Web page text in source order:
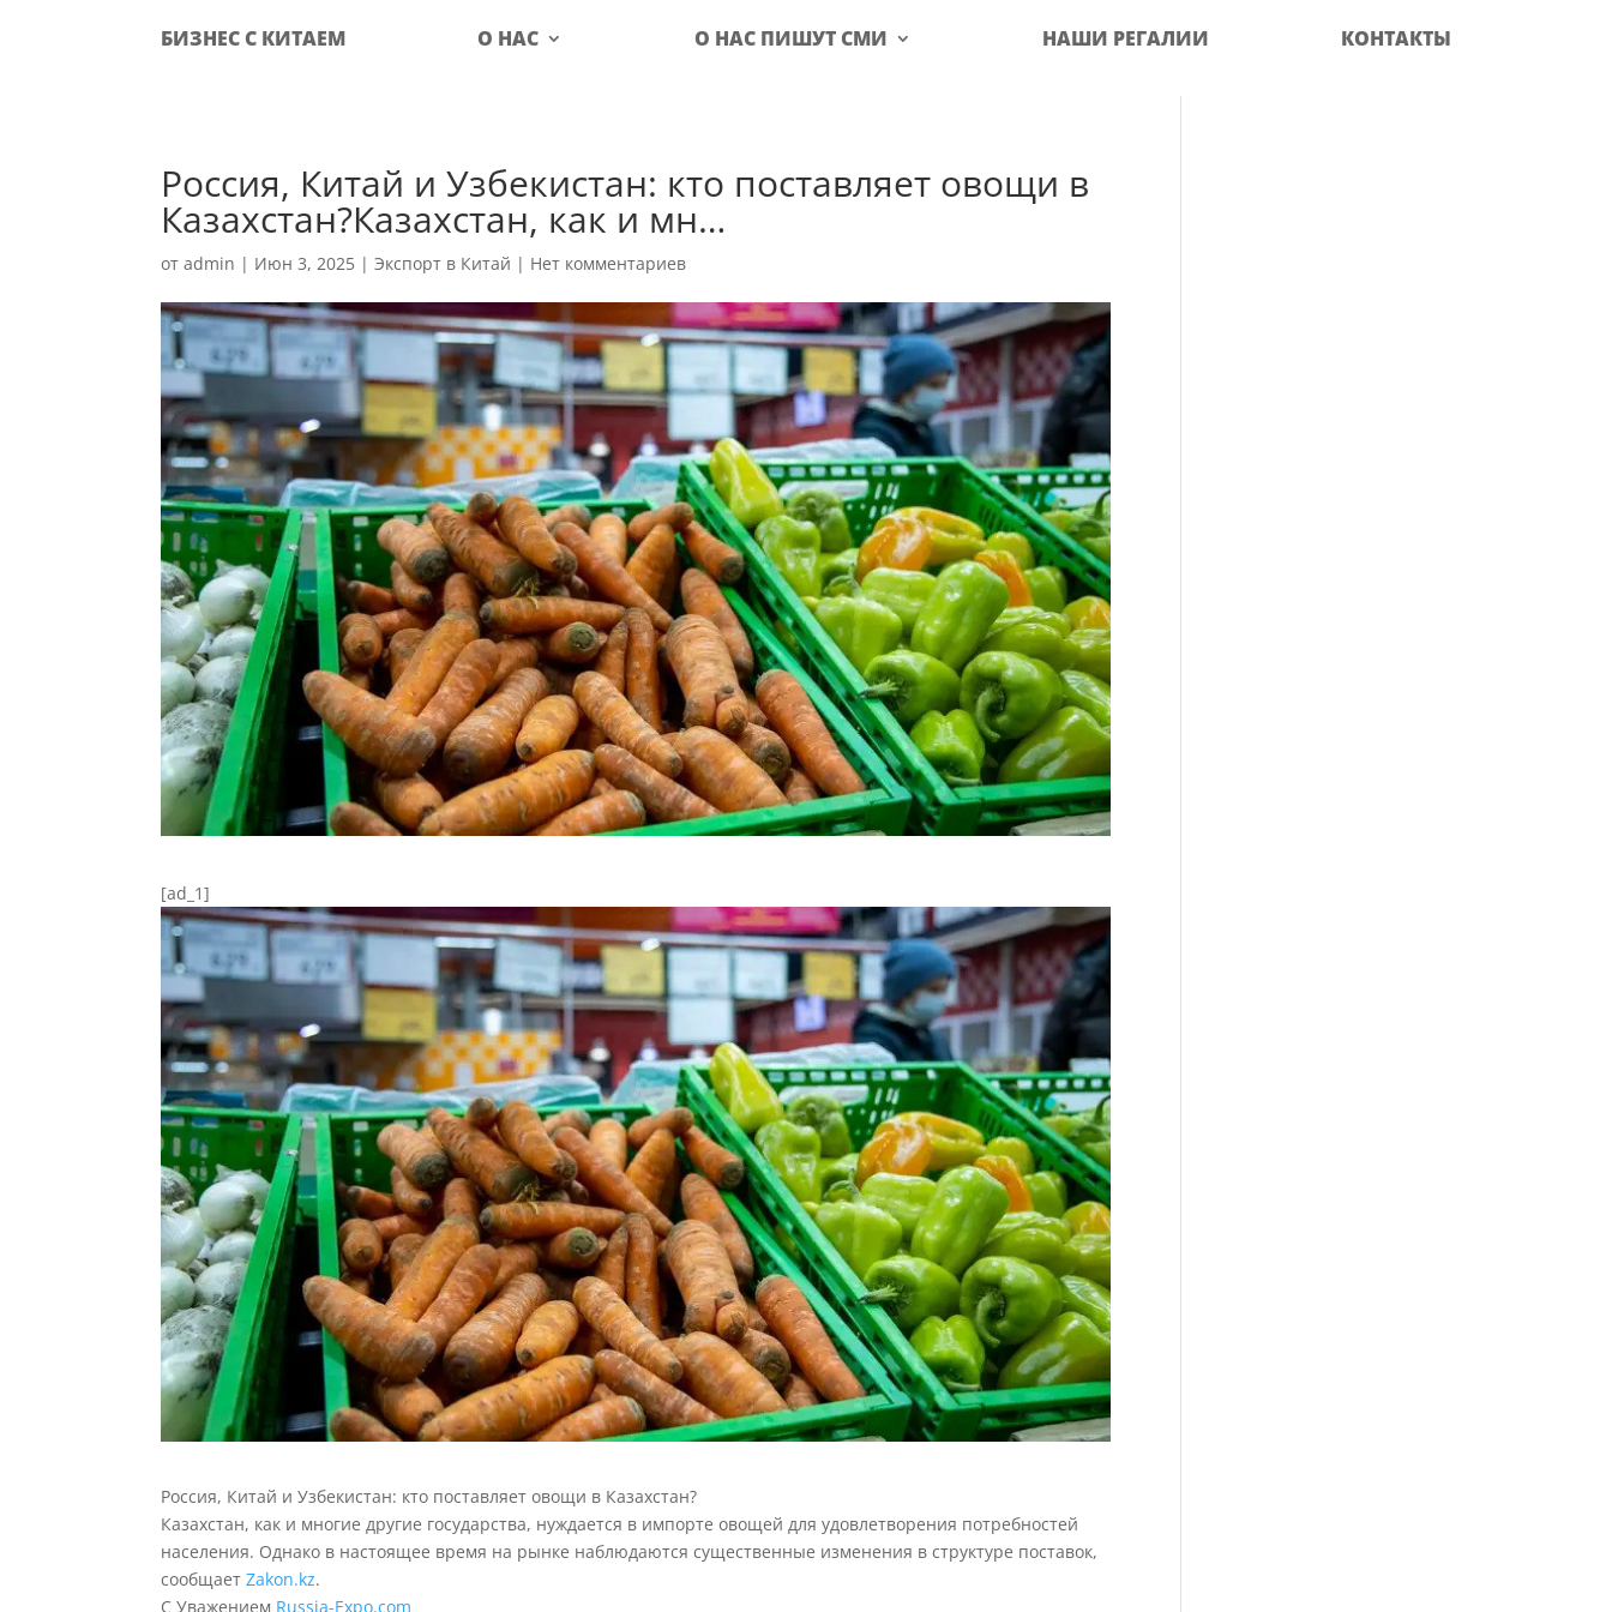
БИЗНЕС С КИТАЕМ О НАС О НАС ПИШУТ СМИ НАШИ РЕГАЛИИ КОНТАКТЫ
Россия, Китай и Узбекистан: кто поставляет овощи в
Казахстан?Казахстан, как и мн…
отadmin | Июн 3, 2025 |Экспорт в Китай | Нет комментариев
[ad_1]
Россия, Китай и Узбекистан: кто поставляет овощи в Казахстан?
Казахстан, как и многие другие государства, нуждается в импорте овощей для удовлетворения потребностей
населения. Однако в настоящее время на рынке наблюдаются существенные изменения в структуре поставок,
сообщаетZakon.kz.
С Уважением Russia-Expo.com